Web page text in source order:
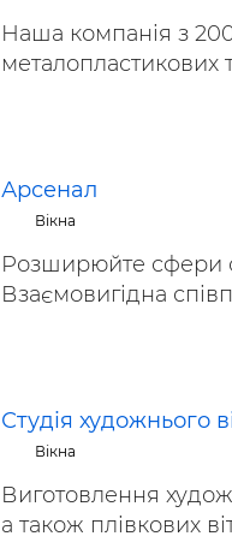
Наша компанія з
металопластикових
Арсенал
Вікна
Розширюйте сфери
Взаємовигідна
Студія художнього
Вікна
Виготовлення
а також плівкових